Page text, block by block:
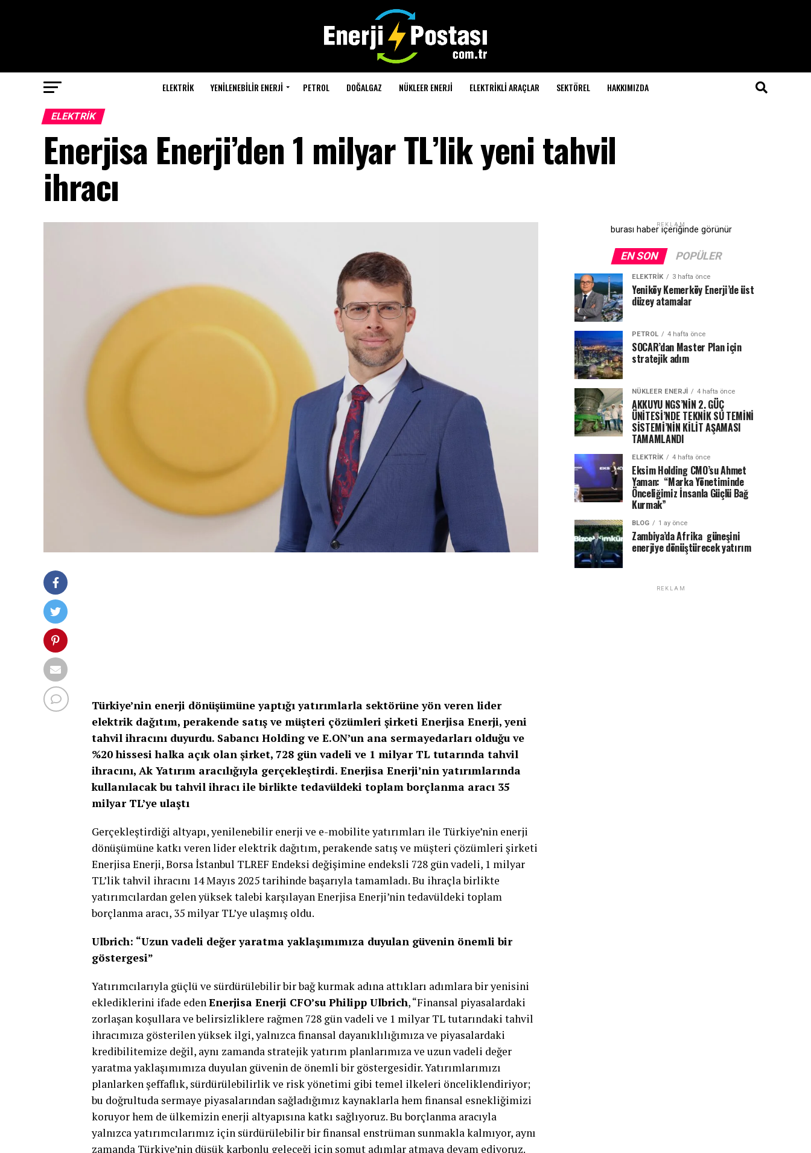
ELEKTRİK YENILENEBILIR ENERJI PETROL DOĞALGAZ NÜKLEER ENERJI ELEKTRIKLI ARAÇLAR SEKTÖREL HAKKIMIZDA
ELEKTRİK
Enerjisa Enerji’den 1 milyar TL’lik yeni tahvil
ihracı
Türkiye’nin enerji dönüşümüne yaptığı yatırımlarla sektörüne yön veren lider
elektrik dağıtım, perakende satış ve müşteri çözümleri şirketi Enerjisa Enerji, yeni
tahvil ihracını duyurdu. Sabancı Holding ve E.ON’un ana sermayedarları olduğu ve
%20 hissesi halka açık olan şirket, 728 gün vadeli ve 1 milyar TL tutarında tahvil
ihracını, Ak Yatırım aracılığıyla gerçekleştirdi. Enerjisa Enerji’nin yatırımlarında
kullanılacak bu tahvil ihracı ile birlikte tedavüldeki toplam borçlanma aracı 35
milyar TL’ye ulaştı
Gerçekleştirdiği altyapı, yenilenebilir enerji ve e-mobilite yatırımları ile Türkiye’nin enerji
dönüşümüne katkı veren lider elektrik dağıtım, perakende satış ve müşteri çözümleri şirketi
Enerjisa Enerji, Borsa İstanbul TLREF Endeksi değişimine endeksli 728 gün vadeli, 1 milyar
TL’lik tahvil ihracını 14 Mayıs 2025 tarihinde başarıyla tamamladı. Bu ihraçla birlikte
yatırımcılardan gelen yüksek talebi karşılayan Enerjisa Enerji’nin tedavüldeki toplam
borçlanma aracı, 35 milyar TL’ye ulaşmış oldu.
Ulbrich: “Uzun vadeli değer yaratma yaklaşımımıza duyulan güvenin önemli bir
göstergesi”
Yatırımcılarıyla güçlü ve sürdürülebilir bir bağ kurmak adına attıkları adımlara bir yenisini
eklediklerini ifade edenEnerjisa Enerji CFO’su Philipp Ulbrich, “Finansal piyasalardaki
zorlaşan koşullara ve belirsizliklere rağmen 728 gün vadeli ve 1 milyar TL tutarındaki tahvil
ihracımıza gösterilen yüksek ilgi, yalnızca finansal dayanıklılığımıza ve piyasalardaki
kredibilitemize değil, aynı zamanda stratejik yatırım planlarımıza ve uzun vadeli değer
yaratma yaklaşımımıza duyulan güvenin de önemli bir göstergesidir. Yatırımlarımızı
planlarken şeffaflık, sürdürülebilirlik ve risk yönetimi gibi temel ilkeleri önceliklendiriyor;
bu doğrultuda sermaye piyasalarından sağladığımız kaynaklarla hem finansal esnekliğimizi
koruyor hem de ülkemizin enerji altyapısına katkı sağlıyoruz. Bu borçlanma aracıyla
yalnızca yatırımcılarımız için sürdürülebilir bir finansal enstrüman sunmakla kalmıyor, aynı
zamanda Türkiye’nin düşük karbonlu geleceği için somut adımlar atmaya devam ediyoruz.
REKLAM
burası haber içeriğinde görünür
EN SON POPÜLER
ELEKTRİK 3 hafta önce
Yeniköy Kemerköy Enerji’de üst
düzey atamalar
PETROL 4 hafta önce
SOCAR’dan Master Plan için
stratejik adım
NÜKLEER ENERJI 4 hafta önce
AKKUYU NGS’NİN 2. GÜÇ
ÜNİTESİ’NDE TEKNİK SU TEMİNİ
SİSTEMİ’NİN KİLİT AŞAMASI
TAMAMLANDI
ELEKTRİK 4 hafta önce
Eksim Holding CMO’su Ahmet
Yaman: “Marka Yönetiminde
Önceliğimiz İnsanla Güçlü Bağ
Kurmak”
BLOG 1 ay önce
Zambiya’da Afrika güneşini
enerjiye dönüştürecek yatırım
REKLAM